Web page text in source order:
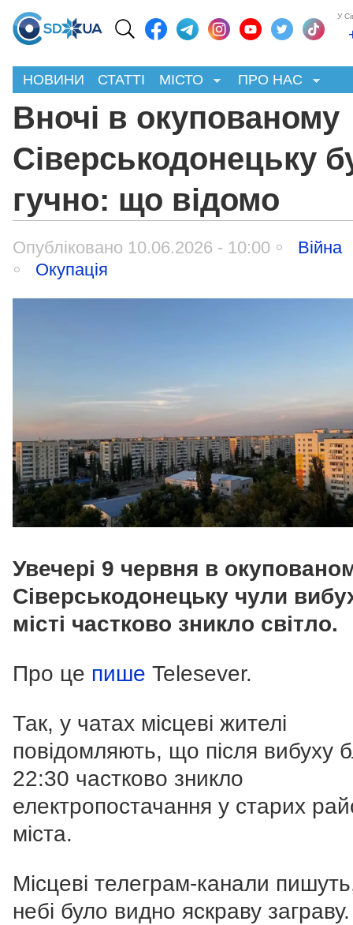
У
НОВИНИ СТАТТІ МІСТО ПРО НАС
Вночі в окупованому
Сіверськодонецьку
гучно: що відомо
Опубліковано 10.06.2026 - 10:00
Війна
Окупація
Увечері 9 червня в
Сіверськодонецьку чули
місті частково зникло світло.
Про це пише Telesever.
Так, у чатах місцеві жителі
повідомляють, що після вибуху
22:30 частково зникло
електропостачання у старих
міста.
Місцеві телеграм-канали
небі було видно яскраву